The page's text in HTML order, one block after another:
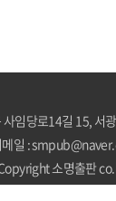
임당로14길 15, 서
메일 :
소명출판